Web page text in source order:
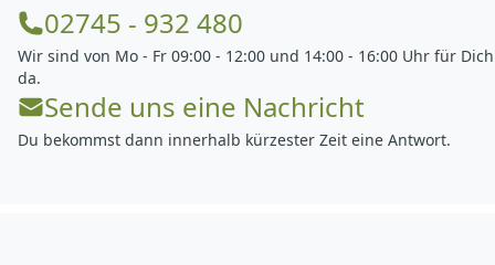
02745 - 932 480
Wir sind von Mo - Fr 09:00 - 12:00 und 14:00 - 16:00 Uhr für Dich
da.
Sende uns eine Nachricht
Du bekommst dann innerhalb kürzester Zeit eine Antwort.